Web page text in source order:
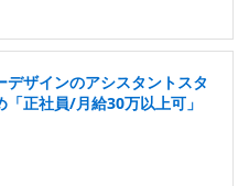
ザインのアシスタントスタ
正社員/月給30万以上可」